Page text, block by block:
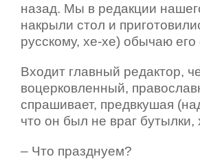
назад. Мы в редакции
накрыли стол и
русскому, хе-хе) обычаю его
Входит главный редактор,
воцерковленный,
спрашивает, предвкушая
что он был не враг бутылки,
– Что празднуем?